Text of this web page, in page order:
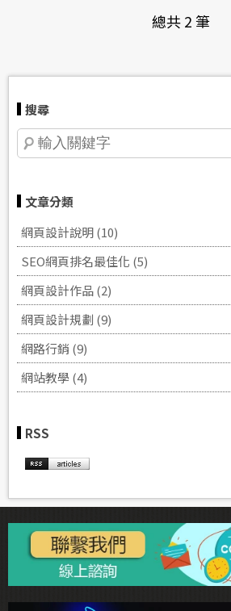
總共 2 筆
搜尋
文章分類
網頁設計說明 (10)
SEO網頁排名‎最佳化 (5)
網頁設計作品 (2)
網頁設計規劃 (9)
網路行銷 (9)
網站教學 (4)
RSS